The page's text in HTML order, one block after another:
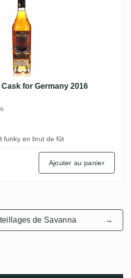
for Germany 2016
funky en brut de fût
Ajouter au panier
de Savanna →